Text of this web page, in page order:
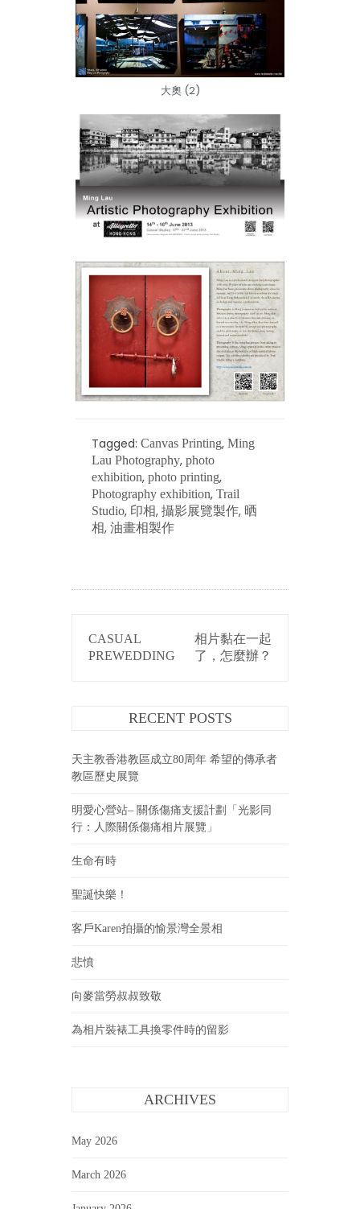
大奧 (2)
Tagged: Canvas Printing, Ming
Lau Photography, photo
exhibition, photo printing,
Photography exhibition, Trail
Studio, 印相, 攝影展覽製作, 晒
相, 油畫相製作
NAVIGATION
CASUAL
PREWEDDING
相片黏在一起
了，怎麼辦？
RECENT POSTS
天主教香港教區成立80周年 希望的傳承者
教區歷史展覽
明愛心營站– 關係傷痛支援計劃「光影同
行：人際關係傷痛相片展覽」
生命有時
聖誕快樂！
客戶Karen拍攝的愉景灣全景相
悲憤
向麥當勞叔叔致敬
為相片裝裱工具換零件時的留影
ARCHIVES
May 2026
March 2026